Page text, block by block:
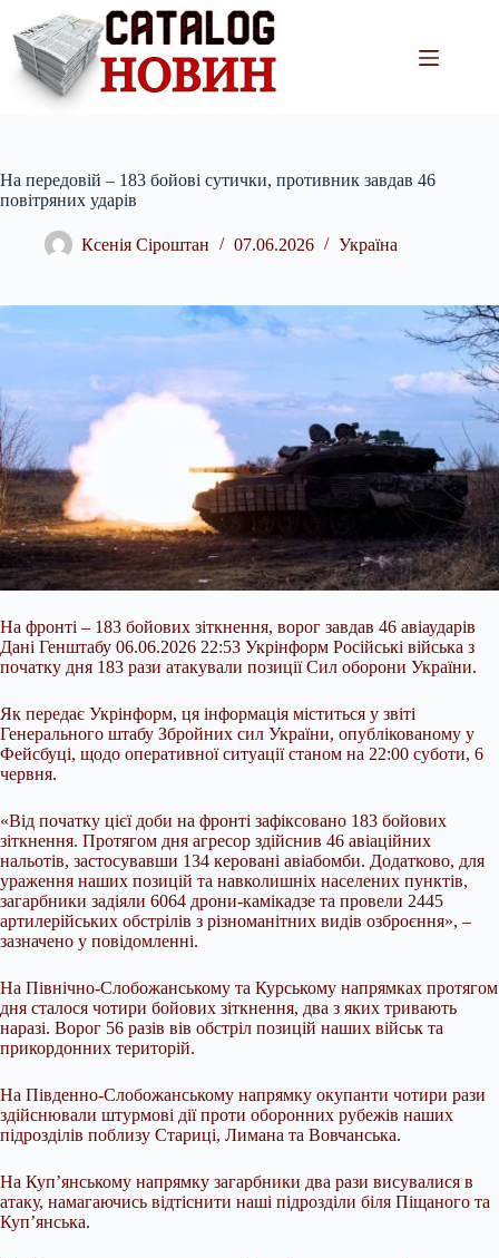
вмісту
На передовій – 183 бойові сутички, противник завдав 46
повітряних ударів
Ксенія Сіроштан 07.06.2026 Україна
На фронті – 183 бойових зіткнення, ворог завдав 46 авіаударів
Дані Генштабу 06.06.2026 22:53 Укрінформ Російські війська з
початку дня 183 рази атакували позиції Сил оборони України.
Як передає Укрінформ, ця інформація міститься у звіті
Генерального штабу Збройних сил України, опублікованому у
Фейсбуці, щодо оперативної ситуації станом на 22:00 суботи, 6
червня.
«Від початку цієї доби на фронті зафіксовано 183 бойових
зіткнення. Протягом дня агресор здійснив 46 авіаційних
нальотів, застосувавши 134 керовані авіабомби. Додатково, для
ураження наших позицій та навколишніх населених пунктів,
загарбники задіяли 6064 дрони-камікадзе та провели 2445
артилерійських обстрілів з різноманітних видів озброєння», –
зазначено у повідомленні.
На Північно-Слобожанському та Курському напрямках протягом
дня сталося чотири бойових зіткнення, два з яких тривають
наразі. Ворог 56 разів вів обстріл позицій наших військ та
прикордонних територій.
На Південно-Слобожанському напрямку окупанти чотири рази
здійснювали штурмові дії проти оборонних рубежів наших
підрозділів поблизу Стариці, Лимана та Вовчанська.
На Куп’янському напрямку загарбники два рази висувалися в
атаку, намагаючись відтіснити наші підрозділи біля Піщаного та
Куп’янська.